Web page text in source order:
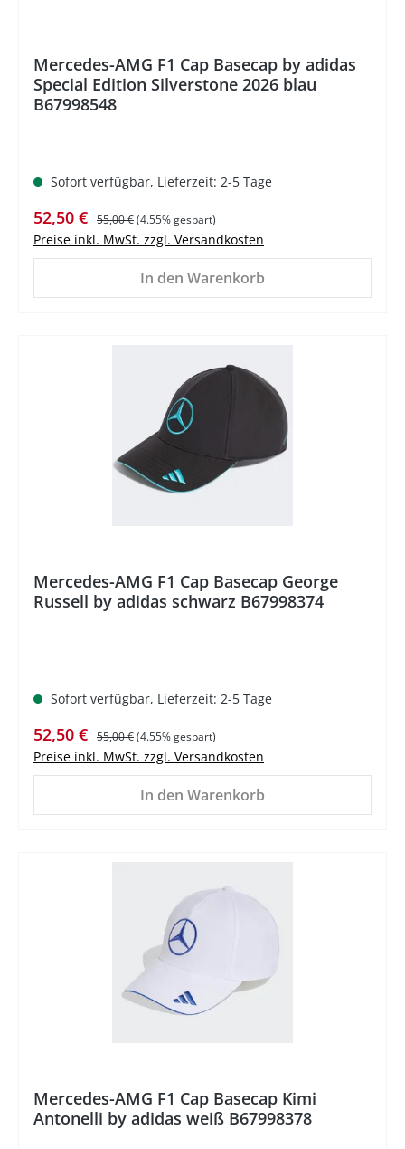
Mercedes-AMG F1 Cap Basecap by adidas
Special Edition Silverstone 2026 blau
B67998548
Sofort verfügbar, Lieferzeit: 2-5 Tage
Verkaufspreis:
52,50 € Regulärer Preis:
55,00 €(4.55% gespart)
Preise inkl. MwSt. zzgl. Versandkosten
In den Warenkorb
Mercedes-AMG F1 Cap Basecap George
Russell by adidas schwarz B67998374
Sofort verfügbar, Lieferzeit: 2-5 Tage
Verkaufspreis:
52,50 € Regulärer Preis:
55,00 €(4.55% gespart)
Preise inkl. MwSt. zzgl. Versandkosten
In den Warenkorb
Mercedes-AMG F1 Cap Basecap Kimi
Antonelli by adidas weiß B67998378